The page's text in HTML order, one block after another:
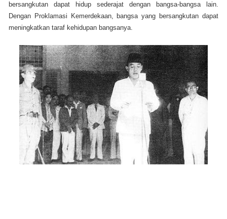
bersangkutan dapat hidup sederajat dengan bangsa-bangsa lain.
Dengan Proklamasi Kemerdekaan, bangsa yang bersangkutan dapat
meningkatkan taraf kehidupan bangsanya.